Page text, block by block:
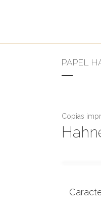
PAPEL
Copias